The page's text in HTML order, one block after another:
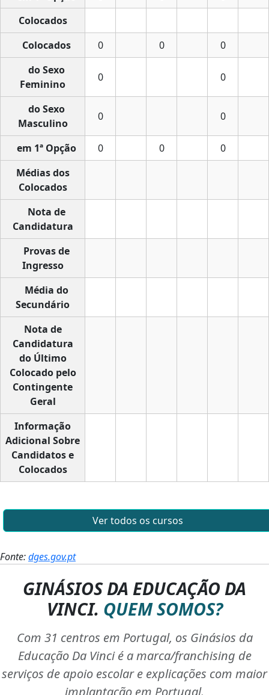
Colocados
Colocados
0 0
0
do Sexo
Feminino
0 0
do Sexo
Masculino
0 0
em 1ª Opção 0 0
0
Médias dos
Colocados
Nota de
Candidatura
Provas de
Ingresso
Média do
Secundário
Nota de
Candidatura
do Último
Colocado pelo
Contingente
Geral
Informação
Adicional Sobre
Candidatos e
Colocados
Ver todos os cursos
Fonte:dges.gov.pt
GINÁSIOS DA EDUCAÇÃO DA
VINCI. QUEM SOMOS?
Com 31 centros em Portugal, os Ginásios da
Educação Da Vinci é a marca/franchising de
serviços de apoio escolar e explicações com maior
implantação em Portugal.